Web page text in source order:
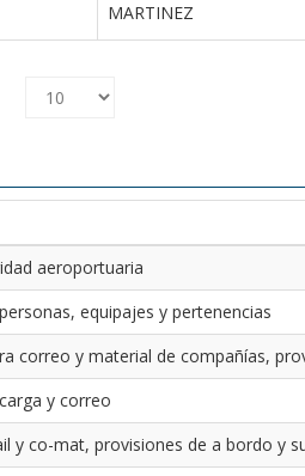
MARTINEZ
aeroportuaria
equipajes y pertenencias
correo y material de compañías,
y correo
y co-mat, provisiones de a bordo y